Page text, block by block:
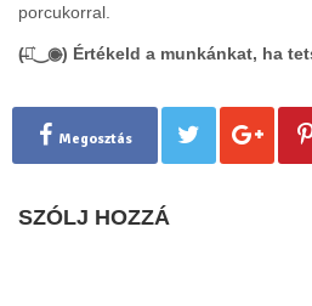
porcukorral.
(̶◉͛‿◉̶) Értékeld a munkánkat, ha
Megosztás
SZÓLJ HOZZÁ